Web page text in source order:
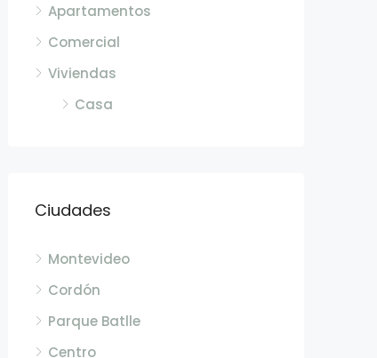
Apartamentos
Comercial
Viviendas
Casa
Ciudades
Montevideo
Cordón
Parque Batlle
Centro